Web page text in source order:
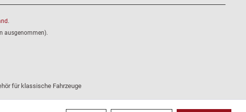
.
ausgenommen).
für klassische Fahrzeuge